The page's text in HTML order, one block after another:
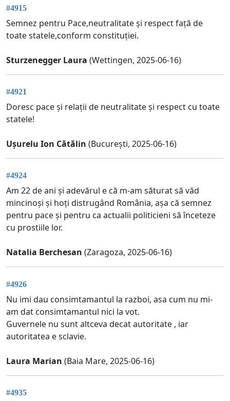
#4915
Semnez pentru Pace,neutralitate și respect față de
toate statele,conform constituției.
Sturzenegger Laura (Wettingen, 2025-06-16)
#4921
Doresc pace și relații de neutralitate și respect cu toate
statele!
Ușurelu Ion Cătălin (București, 2025-06-16)
#4924
Am 22 de ani și adevărul e că m-am săturat să văd
mincinoși și hoți distrugând România, așa că semnez
pentru pace și pentru ca actualii politicieni să înceteze
cu prostiile lor.
Natalia Berchesan (Zaragoza, 2025-06-16)
#4926
Nu imi dau consimtamantul la razboi, asa cum nu mi-
am dat consimtamantul nici la vot.
Guvernele nu sunt altceva decat autoritate , iar
autoritatea e sclavie.
Laura Marian (Baia Mare, 2025-06-16)
#4935